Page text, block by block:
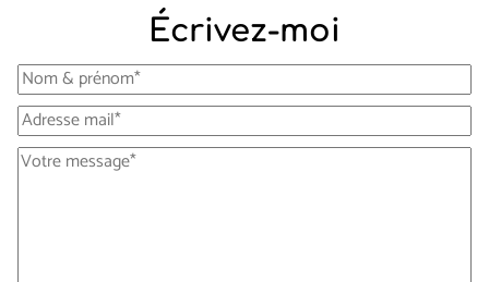
Écrivez-moi